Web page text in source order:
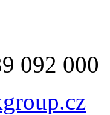
092 000